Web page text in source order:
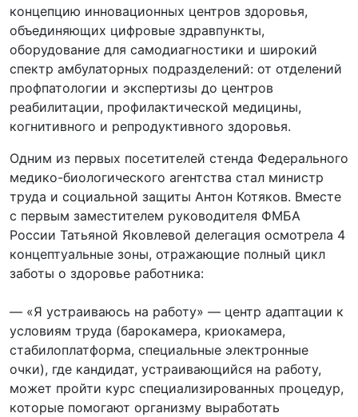
концепцию инновационных центров здоровья,
объединяющих цифровые здравпункты,
оборудование для самодиагностики и широкий
спектр амбулаторных подразделений: от отделений
профпатологии и экспертизы до центров
реабилитации, профилактической медицины,
когнитивного и репродуктивного здоровья.
Одним из первых посетителей стенда Федерального
медико-биологического агентства стал министр
труда и социальной защиты Антон Котяков. Вместе
с первым заместителем руководителя ФМБА
России Татьяной Яковлевой делегация осмотрела 4
концептуальные зоны, отражающие полный цикл
заботы о здоровье работника:
— «Я устраиваюсь на работу» — центр адаптации к
условиям труда (барокамера, криокамера,
стабилоплатформа, специальные электронные
очки), где кандидат, устраивающийся на работу,
может пройти курс специализированных процедур,
которые помогают организму выработать